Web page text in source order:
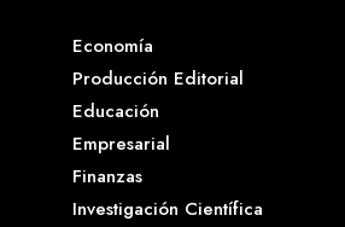
Economía
Producción Editorial
Educación
Empresarial
Finanzas
Investigación Científica